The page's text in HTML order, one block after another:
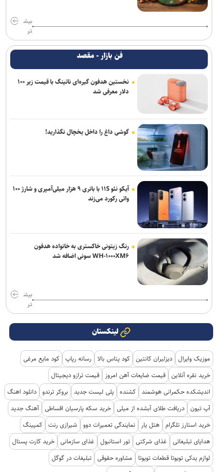
بیش
تر
فن بازار - مقصد
نخستین هدفون گیره‌ای ناتینگ با قیمت زیر ۱۰۰
دلار معرفی شد
گوشی داغ را داخل یخچال نگذارید!
آیکو نئو ۱۱S با باتری ۹ هزار میلی‌آمپری و شارژ ۱۰۰
واتی رکورد می‌زند
رنگ زیتونی خاکستری به خانواده هدفون
WH-۱۰۰۰XM۶ سونی اضافه شد
بیش
تر
لینکستان
موزیک وایرال دیزلیران کانتین کود پتاس بالا رسانه رپاپ کود مایع مرغی
خرید نقره آنلاین قیمت ضایعات آهن امروز
قیمت ترازو دیجیتال
اندیشکده حکمرانی هوشمند کشنده پلی لیست جدید بروکر ترندو دانلود اهنگ
آپ تیون دریافت طلای آبشده از میلی خرید سکه پارسیان اقساطی آهنگ جدید
خرید استارز تلگرام هتل یار نمایندگی تعمیرات دوو شیرازی رنت کمپینگ
هدایای تبلیغاتی
غذای شرکتی تور استانبول غذای سازمانی خرید کارت پستال
لوازم یدکی تویوتا قطعات تویوتا
مشاوره حقوقی تبلیغات در گوگل